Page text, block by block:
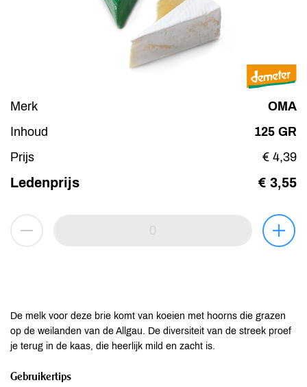
Merk
OMA
Inhoud
125 GR
Prijs
€ 4,39
Ledenprijs € 3,55
De melk voor deze brie komt van koeien met hoorns die grazen
op de weilanden van de Allgau. De diversiteit van de streek proef
je terug in de kaas, die heerlijk mild en zacht is.
Gebruikertips